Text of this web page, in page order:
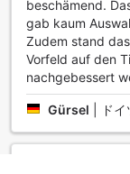
beschämend.
gab kaum
Zudem stand
Vorfeld auf den
nachgebessert
Gürsel ド